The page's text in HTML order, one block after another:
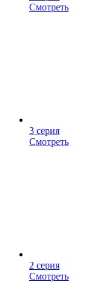
Смотреть
3 серия
Смотреть
2 серия
Смотреть